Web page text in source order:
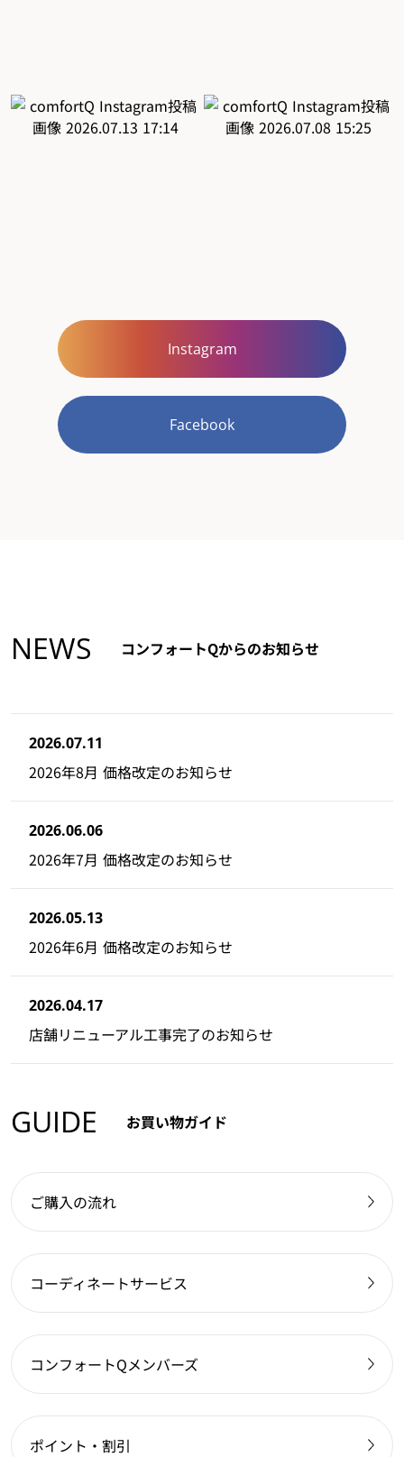
Instagram
Facebook
NEWS コンフォートQからのお知らせ
2026.07.11
2026年8月 価格改定のお知らせ
2026.06.06
2026年7月 価格改定のお知らせ
2026.05.13
2026年6月 価格改定のお知らせ
2026.04.17
店舗リニューアル工事完了のお知らせ
GUIDE お買い物ガイド
ご購入の流れ
コーディネートサービス
コンフォートQメンバーズ
ポイント・割引